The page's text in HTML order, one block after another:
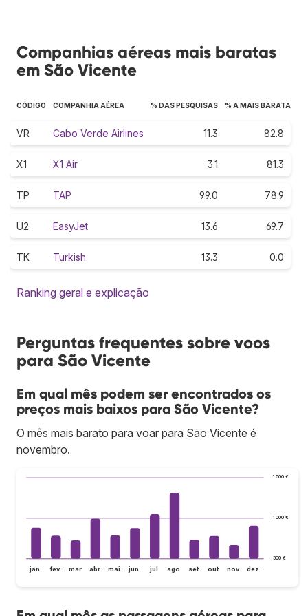
Companhias aéreas mais baratas
em São Vicente
CÓDIGO COMPANHIA AÉREA % DAS PESQUISAS % A MAIS BARATA
VR Cabo Verde Airlines 11.3 82.8
X1 X1 Air 3.1 81.3
TP TAP 99.0 78.9
U2 EasyJet 13.6 69.7
TK Turkish 13.3 0.0
Ranking geral e explicação
Perguntas frequentes sobre voos
para São Vicente
Em qual mês podem ser encontrados os
preços mais baixos para São Vicente?
O mês mais barato para voar para São Vicente é
novembro.
500 €
1 000 €
1 500 €
jan. fev. mar. abr. mai. jun. jul. ago. set. out. nov. dez.